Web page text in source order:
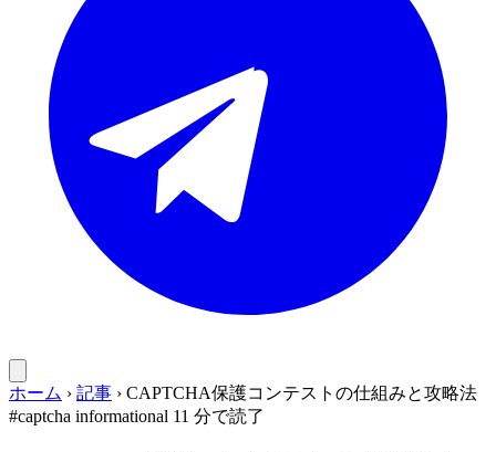
ホーム › 記事 › CAPTCHA保護コンテストの仕組みと攻略法
#captcha informational 11 分で読了